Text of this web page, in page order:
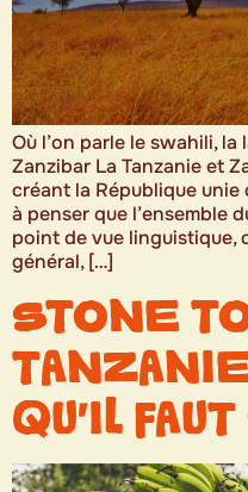
Où l’on parle le swahili,
Zanzibar La Tanzanie et
créant la République unie
à penser que l’ensemble
point de vue linguistique,
général, […]
STONE
QU’IL